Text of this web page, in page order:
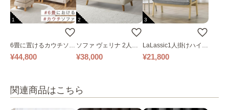
1
6畳に置けるカウチソフ
ァ｜ベージュ
¥44,800
2
ソファ ヴェリナ 2人掛
け
¥38,000
3
LaLassic1人掛けハイバ
ックソファ ワイド
¥21,800
関連商品はこちら